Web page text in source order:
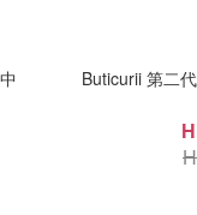
Buticurii 第二